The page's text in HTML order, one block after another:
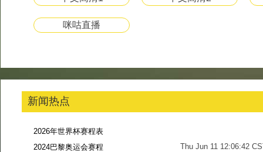
咪咕直播
新闻热点
2026年世界杯赛程表
Thu Jun 11 12:06:42
2024巴黎奥运会赛程